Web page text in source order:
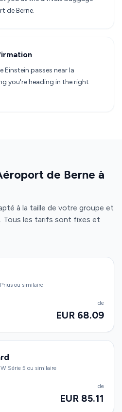
de Berne.
Einstein passes near la
you're heading in the right
de Berne à
à la taille de votre groupe et
Tous les tarifs sont fixes et
ou similaire
de
EUR 68.09
Série 5 ou similaire
de
EUR 85.11